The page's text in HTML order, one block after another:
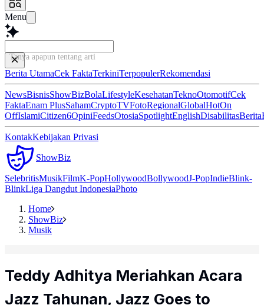
Menu
Tanya apapun tentang artikel ini.
Berita UtamaCek FaktaTerkiniTerpopulerRekomendasi
NewsBisnisShowBizBolaLifestyleKesehatanTeknoOtomotifCek
FaktaEnam PlusSahamCryptoTVFotoRegionalGlobalHotOn
OffIslamiCitizen6OpiniFeedsOtosiaSpotlightEnglishDisabilitasBerita
KontakKebijakan Privasi
ShowBiz
SelebritisMusikFilmK-PopHollywoodBollywoodJ-PopIndieBlink-
BlinkLiga Dangdut IndonesiaPhoto
Home
ShowBiz
Musik
Teddy Adhitya Meriahkan Acara
Jazz Tahunan, Jazz Goes to